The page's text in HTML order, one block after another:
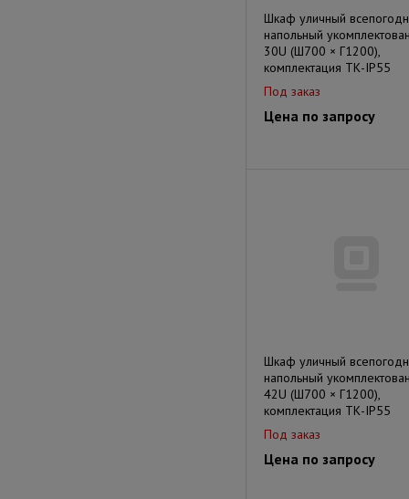
Шкаф уличный
напольный
30U (Ш700 × Г1200),
комплектация ТК-IP55
Под заказ
Цена по запросу
Шкаф уличный
напольный
42U (Ш700 × Г1200),
комплектация ТК-IP55
Под заказ
Цена по запросу